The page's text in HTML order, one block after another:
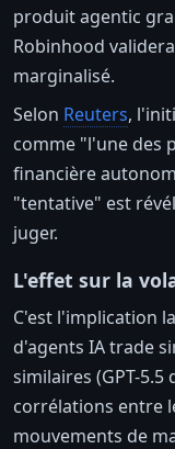
produit agentic
Robinhood
marginalisé.
Selon Reuters,
comme "l'une des
financière
"tentative" est
juger.
L'effet sur la
C'est l'implication
d'agents IA trade
similaires (GPT-
corrélations entre
mouvements de